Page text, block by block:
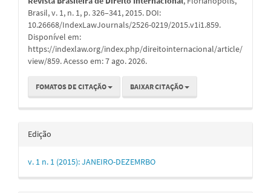
Brasil, v. 1, n. 1, p. 326–341, 2015. DOI:
10.26668/IndexLawJournals/2526-0219/2015.v1i1.859.
Disponível em:
https://indexlaw.org/index.php/direitointernacional/article/
view/859. Acesso em: 7 ago. 2026.
FOMATOS DE CITAÇÃO BAIXAR CITAÇÃO
Edição
v. 1 n. 1 (2015): JANEIRO-DEZEMRBO